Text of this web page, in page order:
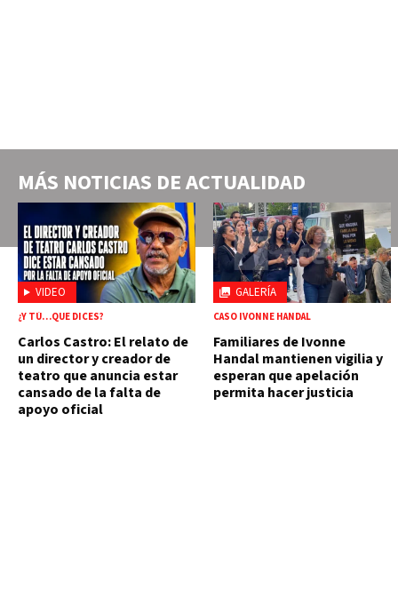
MÁS NOTICIAS DEACTUALIDAD
VIDEO
¿Y TÚ…QUE DICES?
Carlos Castro: El relato de
un director y creador de
teatro que anuncia estar
cansado de la falta de
apoyo oficial
GALERÍA
CASO IVONNE HANDAL
Familiares de Ivonne
Handal mantienen vigilia y
esperan que apelación
permita hacer justicia